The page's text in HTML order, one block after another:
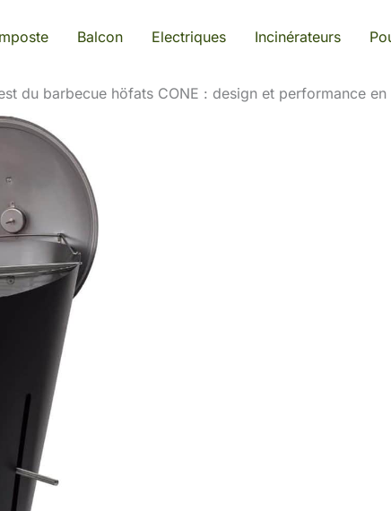
Balcon Electriques Incinérateurs
du barbecue höfats CONE : design et performance